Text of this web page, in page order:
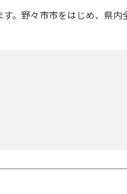
。野々市市をはじめ、県内